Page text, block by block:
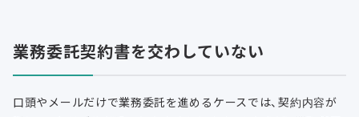
業務委託契約書を交わしていない
口頭やメールだけで業務委託を進めるケースでは、契約内容が